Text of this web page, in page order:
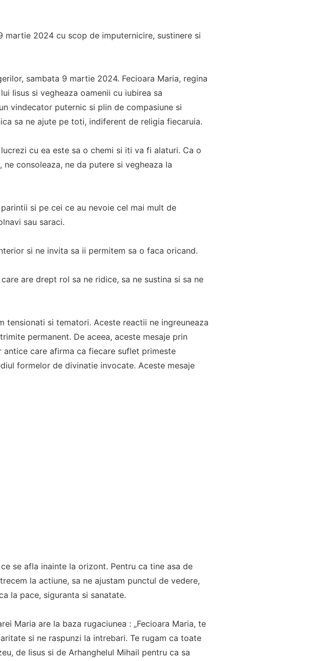
martie 2024 cu scop de imputernicire, sustinere si
sambata 9 martie 2024. Fecioara Maria, regina
Iisus si vegheaza oamenii cu iubirea sa
vindecator puternic si plin de compasiune si
sa ne ajute pe toti, indiferent de religia fiecaruia.
cu ea este sa o chemi si iti va fi alaturi. Ca o
consoleaza, ne da putere si vegheaza la
si pe cei ce au nevoie cel mai mult de
sau saraci.
si ne invita sa ii permitem sa o faca oricand.
are drept rol sa ne ridice, sa ne sustina si sa ne
tensionati si tematori. Aceste reactii ne ingreuneaza
permanent. De aceea, aceste mesaje prin
care afirma ca fiecare suflet primeste
formelor de divinatie invocate. Aceste mesaje
se afla inainte la orizont. Pentru ca tine asa de
la actiune, sa ne ajustam punctul de vedere,
la pace, siguranta si sanatate.
Maria are la baza rugaciunea : „Fecioara Maria, te
si ne raspunzi la intrebari. Te rugam ca toate
de Iisus si de Arhanghelul Mihail pentru ca sa